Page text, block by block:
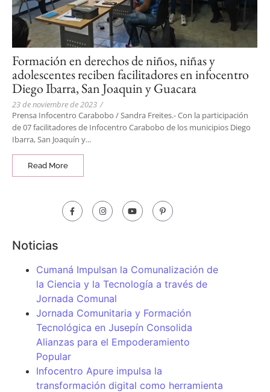
Formación en derechos de niños, niñas y
adolescentes reciben facilitadores en infocentro
Diego Ibarra, San Joaquin y Guacara
23 de noviembre de 2023 /
Prensa Infocentro Carabobo / Sandra Freites.- Con la participación
de 07 facilitadores de Infocentro Carabobo de los municipios Diego
Ibarra, San Joaquín y...
Read More
Noticias
Cumaná Impulsan la Comunalización de
la Ciencia y la Tecnología a través de
Jornada Comunal
Jornada Comunitaria y Formación
Tecnológica en Jusepín Consolida
Alianzas para el Empoderamiento
Popular
Infocentro Apure impulsa la
transformación digital como herramienta